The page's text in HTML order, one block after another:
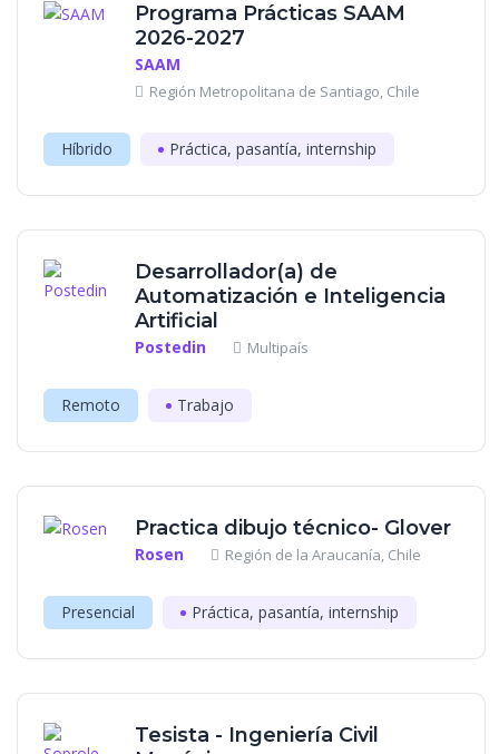
Programa Prácticas SAAM
2026-2027
SAAM
Región Metropolitana de Santiago, Chile
Híbrido Práctica, pasantía, internship
Desarrollador(a) de
Automatización e Inteligencia
Artificial
Postedin Multipaís
Remoto Trabajo
Practica dibujo técnico- Glover
Rosen Región de la Araucanía, Chile
Presencial Práctica, pasantía, internship
Tesista - Ingeniería Civil